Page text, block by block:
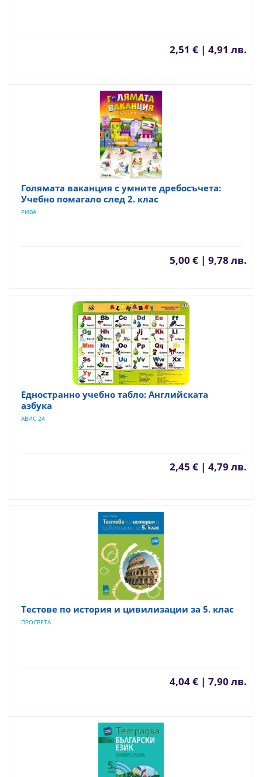
2,51 € | 4,91 лв.
Голямата ваканция с умните дребосъчета:
Учебно помагало след 2. клас
РИВА
5,00 € | 9,78 лв.
Едностранно учебно табло: Английската
азбука
АВИС 24
2,45 € | 4,79 лв.
Тестове по история и цивилизации за 5. клас
ПРОСВЕТА
4,04 € | 7,90 лв.